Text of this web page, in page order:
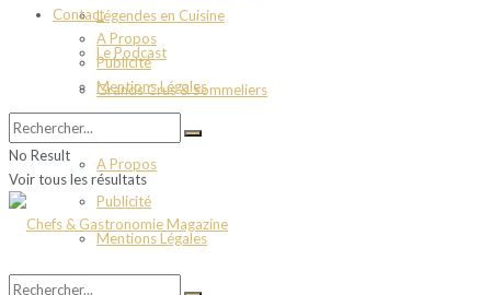
Légendes en Cuisine
Le Podcast
Grands Crus & Sommeliers
Contact
A Propos
Publicité
Mentions Légales
Contact
A Propos
Publicité
Mentions Légales
No Result
Voir tous les résultats